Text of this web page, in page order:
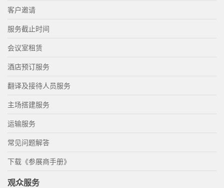
客户邀请
服务截止时间
会议室租赁
酒店预订服务
翻译及接待人员服务
主场搭建服务
运输服务
常见问题解答
下载《参展商手册》
观众服务